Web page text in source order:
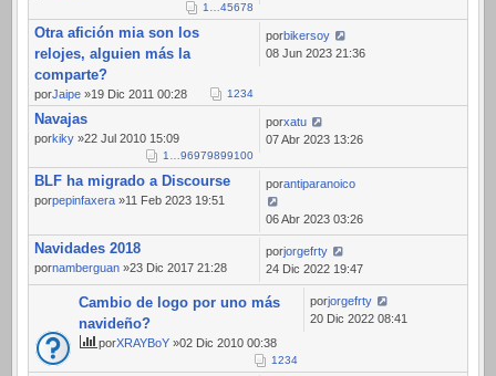
1 45678
Otra afición mia son los
relojes, alguien más la
comparte?
porJaipe »19 Dic 2011 00:28 1234
porbikersoy
08 Jun 2023 21:36
Navajas
porkiky »22 Jul 2010 15:09
1 96979899100
porxatu
07 Abr 2023 13:26
BLF ha migrado a Discourse
porpepinfaxera »11 Feb 2023 19:51
porantiparanoico
06 Abr 2023 03:26
Navidades 2018
pornamberguan »23 Dic 2017 21:28
porjorgefrty
24 Dic 2022 19:47
Cambio de logo por uno más
navideño?
porXRAYBoY »02 Dic 2010 00:38
1234
porjorgefrty
20 Dic 2022 08:41